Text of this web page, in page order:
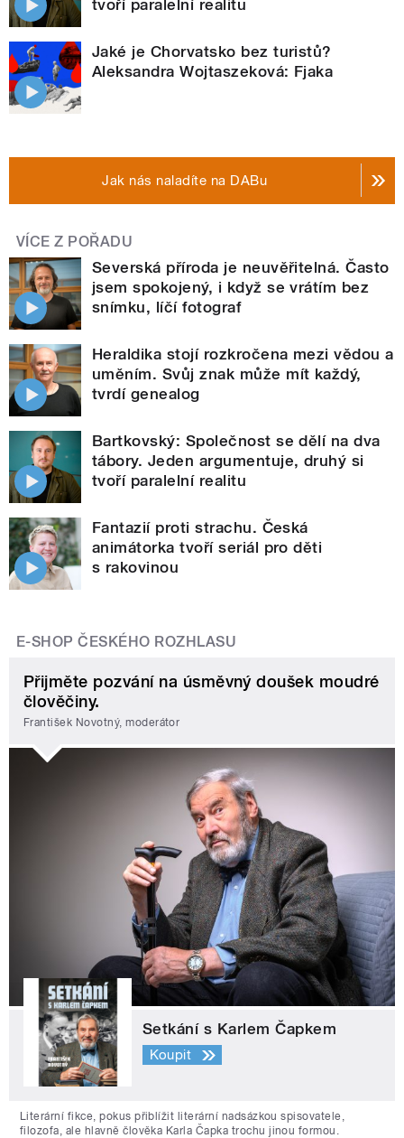
tvoří paralelní realitu
Jaké je Chorvatsko bez turistů?
Aleksandra Wojtaszeková: Fjaka
Jak nás naladíte na DABu
VÍCE Z POŘADU
Severská příroda je neuvěřitelná. Často
jsem spokojený, i když se vrátím bez
snímku, líčí fotograf
Heraldika stojí rozkročena mezi vědou a
uměním. Svůj znak může mít každý,
tvrdí genealog
Bartkovský: Společnost se dělí na dva
tábory. Jeden argumentuje, druhý si
tvoří paralelní realitu
Fantazií proti strachu. Česká
animátorka tvoří seriál pro děti
s rakovinou
E-SHOP ČESKÉHO ROZHLASU
Přijměte pozvání na úsměvný doušek moudré
člověčiny.
František Novotný, moderátor
Setkání s Karlem Čapkem
Koupit
Literární fikce, pokus přiblížit literární nadsázkou spisovatele,
filozofa, ale hlavně člověka Karla Čapka trochu jinou formou.